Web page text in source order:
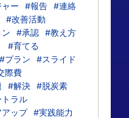
ー #報告 #連絡
#改善活動
#承認 #教え方
#育てる
#プラン
#スライド
際費
#解決 #脱炭素
ラル
ップ #実践能力